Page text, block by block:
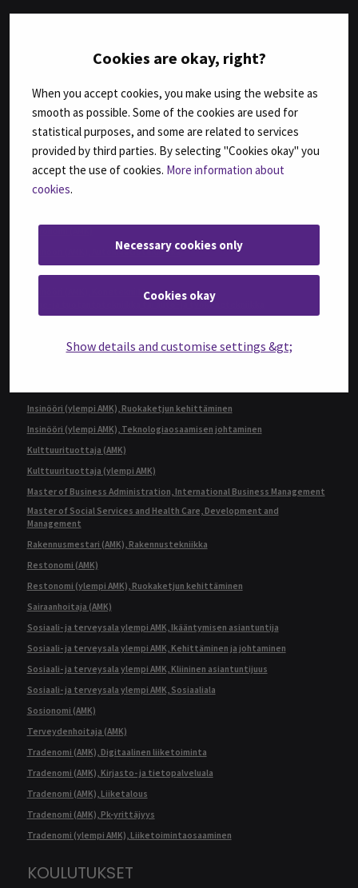
Cookies are okay, right?
When you accept cookies, you make using the website as
smooth as possible. Some of the cookies are used for
statistical purposes, and some are related to services
provided by third parties. By selecting "Cookies okay" you
accept the use of cookies. More information about
cookies.
Necessary cookies only
Cookies okay
Show details and customise settings &gt;
Bachelor of Business Administration, International Business
Bachelor of Engineering, Automation Engineering
Bachelor of Engineering, Sustainable Food Processing,
(ent. Agri-food Engineering)
Bachelor of Health Care, Nursing
Bachelor of Hospitality Management
Insinööri (AMK), Automaatiotekniikka
Insinööri (AMK), Bio- ja elintarviketekniikka
Insinööri (AMK), Konetekniikka,
kone- ja tuotantotekniikka tai auto- ja työkonetekniikka
Insinööri (AMK), Tietotekniikka
Insinööri (ylempi AMK), Ruokaketjun kehittäminen
Insinööri (ylempi AMK), Teknologiaosaamisen johtaminen
Kulttuurituottaja (AMK)
Kulttuurituottaja (ylempi AMK)
Master of Business Administration, International Business Management
Master of Social Services and Health Care, Development and
Management
Rakennusmestari (AMK), Rakennustekniikka
Restonomi (AMK)
Restonomi (ylempi AMK), Ruokaketjun kehittäminen
Sairaanhoitaja (AMK)
Sosiaali- ja terveysala ylempi AMK, Ikääntymisen asiantuntija
Sosiaali- ja terveysala ylempi AMK, Kehittäminen ja johtaminen
Sosiaali- ja terveysala ylempi AMK, Kliininen asiantuntijuus
Sosiaali- ja terveysala ylempi AMK, Sosiaaliala
Sosionomi (AMK)
Terveydenhoitaja (AMK)
Tradenomi (AMK), Digitaalinen liiketoiminta
Tradenomi (AMK), Kirjasto- ja tietopalveluala
Tradenomi (AMK), Liiketalous
Tradenomi (AMK), Pk-yrittäjyys
Tradenomi (ylempi AMK), Liiketoimintaosaaminen
KOULUTUKSET